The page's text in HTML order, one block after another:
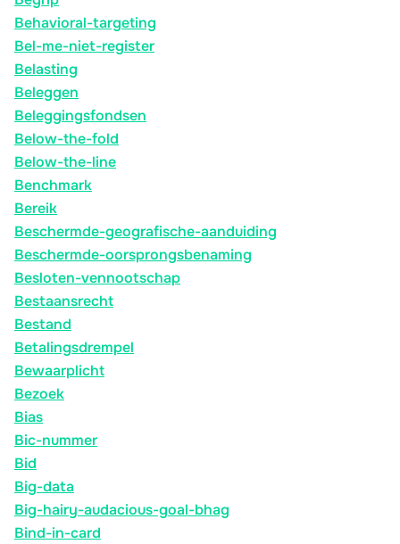
Behavioral-targeting
Bel-me-niet-register
Belasting
Beleggen
Beleggingsfondsen
Below-the-fold
Below-the-line
Benchmark
Bereik
Beschermde-geografische-aanduiding
Beschermde-oorsprongsbenaming
Besloten-vennootschap
Bestaansrecht
Bestand
Betalingsdrempel
Bewaarplicht
Bezoek
Bias
Bic-nummer
Bid
Big-data
Big-hairy-audacious-goal-bhag
Bind-in-card